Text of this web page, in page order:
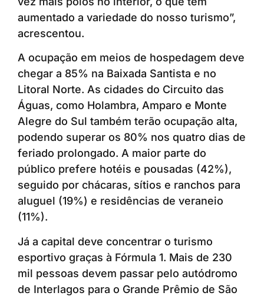
aumentado a variedade do nosso turismo”,
acrescentou.
A ocupação em meios de hospedagem deve
chegar a 85% na Baixada Santista e no
Litoral Norte. As cidades do Circuito das
Águas, como Holambra, Amparo e Monte
Alegre do Sul também terão ocupação alta,
podendo superar os 80% nos quatro dias de
feriado prolongado. A maior parte do
público prefere hotéis e pousadas (42%),
seguido por chácaras, sítios e ranchos para
aluguel (19%) e residências de veraneio
(11%).
Já a capital deve concentrar o turismo
esportivo graças à Fórmula 1. Mais de 230
mil pessoas devem passar pelo autódromo
de Interlagos para o Grande Prêmio de São